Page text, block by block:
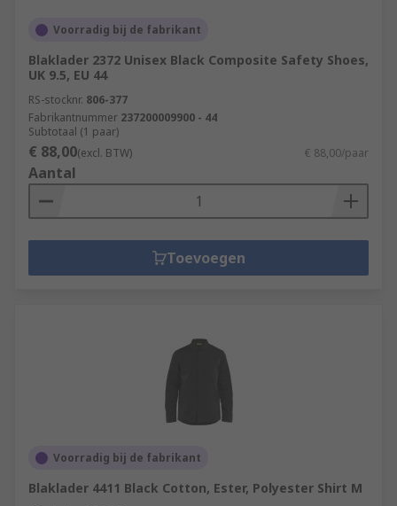
Voorradig bij de fabrikant
Blaklader 2372 Unisex Black Composite Safety Shoes,
UK 9.5, EU 44
RS-stocknr. 806-377
Fabrikantnummer 237200009900 - 44
Subtotaal (1 paar)
€ 88,00(excl. BTW) € 88,00/paar
Aantal
Toevoegen
Voorradig bij de fabrikant
Blaklader 4411 Black Cotton, Ester, Polyester Shirt M